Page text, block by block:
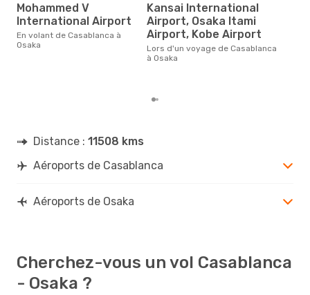
Mohammed V
International Airport
En volant de Casablanca à
Osaka
Kansai International
Airport, Osaka Itami
Airport, Kobe Airport
Lors d'un voyage de Casablanca
à Osaka
Distance : 11508 kms
Aéroports de Casablanca
Aéroports de Osaka
Cherchez-vous un vol Casablanca
- Osaka ?